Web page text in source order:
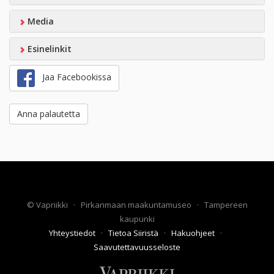
Media
Esinelinkit
Jaa Facebookissa
Anna palautetta
© Vapriikki · Pirkanmaan maakuntamuseo · Tampereen
kaupunki
Yhteystiedot · Tietoa Siiristä · Hakuohjeet ·
Saavutettavuusseloste